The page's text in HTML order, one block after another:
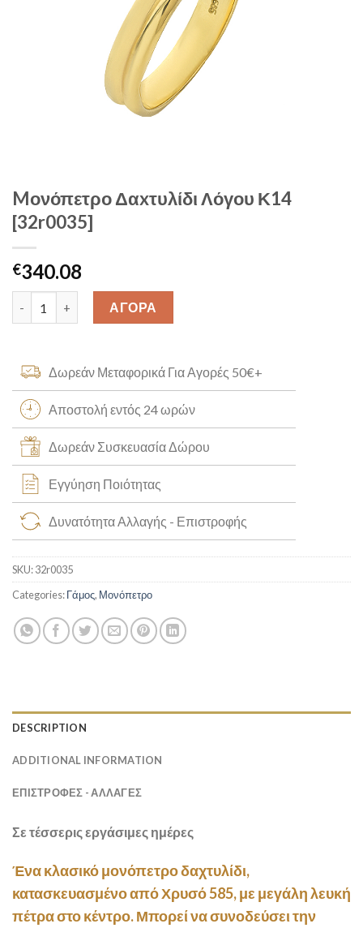
Mονόπετρο Δαxτυλίδι Λόγου Κ14
[32r0035]
€340.08
Mονόπετρο Δαxτυλίδι Λόγου Κ14 [32r0035] quantity
ΑΓΟΡΑ
Δωρεάν Μεταφορικά Για Αγορές 50€+
Αποστολή εντός 24 ωρών
Δωρεάν Συσκευασία Δώρου
Εγγύηση Ποιότητας
Δυνατότητα Αλλαγής - Επιστροφής
SKU:32r0035
Categories:Γάμος, Μονόπετρο
DESCRIPTION
ADDITIONAL INFORMATION
ΕΠΙΣΤΡΟΦΕΣ - ΑΛΛΑΓΕΣ
Σε τέσσερις εργάσιμες ημέρες
Ένα κλασικό μονόπετρο δαχτυλίδι,
κατασκευασμένο από Χρυσό 585, με μεγάλη λευκή
πέτρα στο κέντρο. Μπορεί να συνοδεύσει την